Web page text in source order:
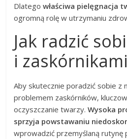
Dlategowłaściwa pielęgnacja
ogromną rolę w utrzymaniu
Jak radzić
i
Aby skutecznie poradzić sobie z
problemem zaskórników,
oczyszczanie twarzy.Wysoka
sprzyja powstawaniu
wprowadzić przemyślaną rutynę